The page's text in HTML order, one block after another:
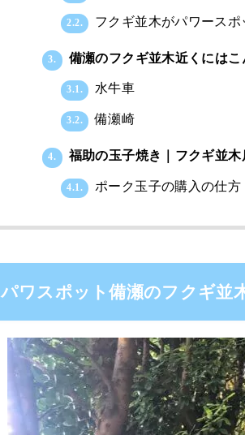
2.2. フクギ並木がパワース
3. 備瀬のフクギ並木近くには
3.1. 水牛車
3.2. 備瀬崎
4. 福助の玉子焼き｜フクギ並木
4.1. ポーク玉子の購入の仕方
パワスポット備瀬のフクギ並